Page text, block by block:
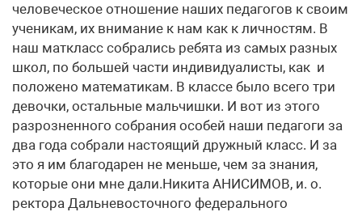
человеческое отношение наших педагогов к своим
ученикам, их внимание к нам как к личностям. В
наш маткласс собрались ребята из самых разных
школ, по большей части индивидуалисты, как и
положено математикам. В классе было всего три
девочки, остальные мальчишки. И вот из этого
разрозненного собрания особей наши педагоги за
два года собрали настоящий дружный класс. И за
это я им благодарен не меньше, чем за знания,
которые они мне дали.Никита АНИСИМОВ, и. о.
ректора Дальневосточного федерального